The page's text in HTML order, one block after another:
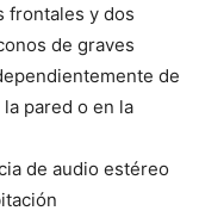
frontales y dos
de graves
de
pared o en la
de audio estéreo